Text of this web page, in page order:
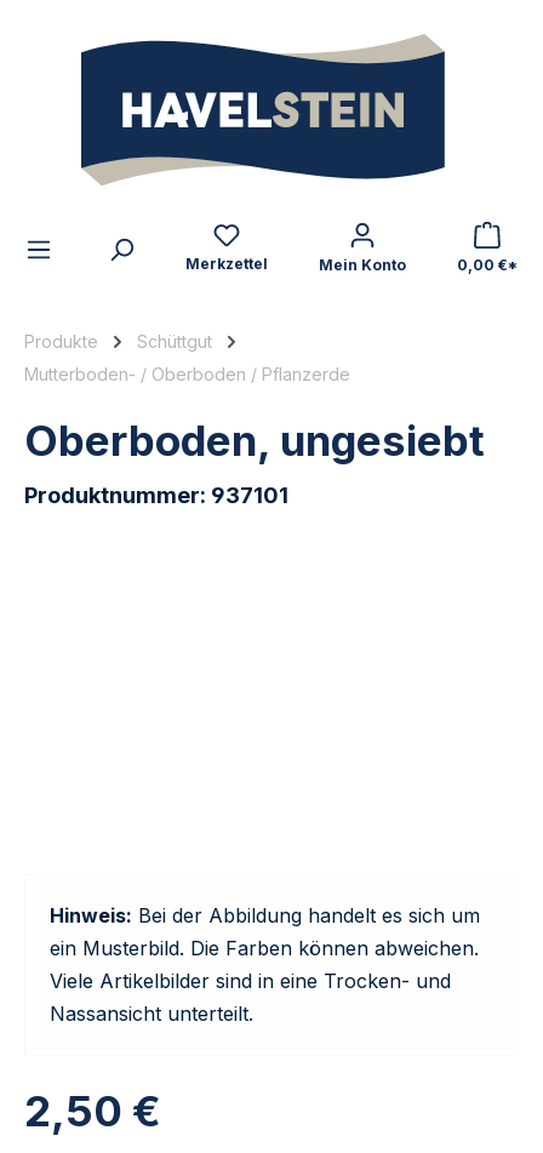
Zum Inhalt
Merkzettel Mein Konto 0,00 €*
Produkte
Schüttgut
Mutterboden- / Oberboden / Pflanzerde
Oberboden, ungesiebt
Produktnummer: 937101
Hinweis: Bei der Abbildung handelt es sich um
ein Musterbild. Die Farben können abweichen.
Viele Artikelbilder sind in eine Trocken- und
Nassansicht unterteilt.
2,50 €